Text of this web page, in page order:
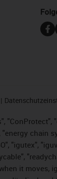
chain
"igutex",
it